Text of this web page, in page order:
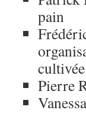
pain
cultivée
Pierre